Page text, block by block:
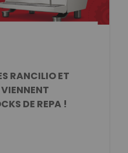
RANCILIO ET
DE REPA !